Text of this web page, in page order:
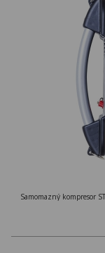
Samomazný kompresor